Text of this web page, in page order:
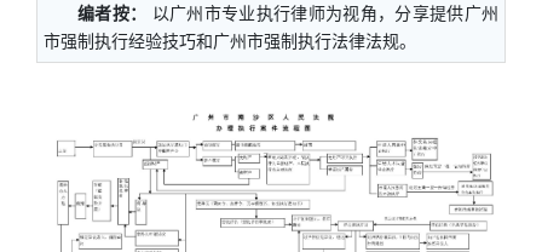
编者按：
以广州市专业执行律师为视角，分享提供广州
市强制执行经验技巧和广州市强制执行法律法规。